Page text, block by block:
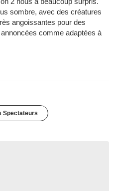
sombre, avec des créatures
angoissantes pour des
comme adaptées à
Spectateurs